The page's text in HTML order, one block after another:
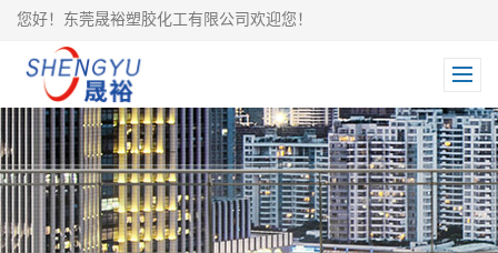
您好！东莞晟裕塑胶化工有限公司欢迎您！